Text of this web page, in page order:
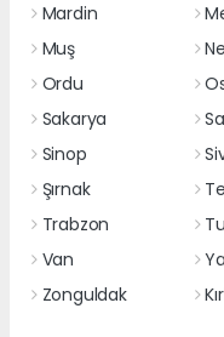
Mardin
Muş
Ordu
Sakarya
Sinop
Şırnak
Trabzon
Van
Zonguldak